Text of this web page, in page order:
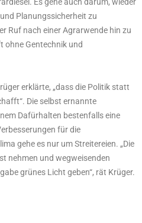
Es gehe auch darum, wieder
Planungssicherheit zu
Ruf nach einer Agrarwende hin zu
ohne Gentechnik und
erklärte, „dass die Politik statt
Die selbst ernannte
Dafürhalten bestenfalls eine
für die
gehe es nur um Streitereien. „Die
nehmen und wegweisenden
grünes Licht geben“, rät Krüger.